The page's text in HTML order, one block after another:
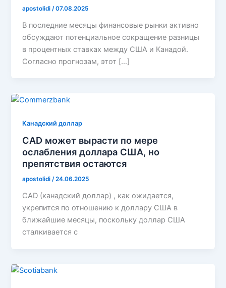
apostolidi /07.08.2025
В последние месяцы финансовые рынки активно
обсуждают потенциальное сокращение разницы
в процентных ставках между США и Канадой.
Согласно прогнозам, этот […]
Канадский доллар
CAD может вырасти по мере
ослабления доллара США, но
препятствия остаются
apostolidi/24.06.2025
CAD (канадский доллар) , как ожидается,
укрепится по отношению к доллару США в
ближайшие месяцы, поскольку доллар США
сталкивается с